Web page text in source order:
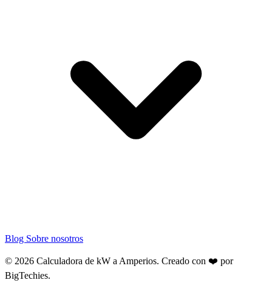
Blog Sobre nosotros
© 2026 Calculadora de kW a Amperios. Creado con ❤️ por
BigTechies.